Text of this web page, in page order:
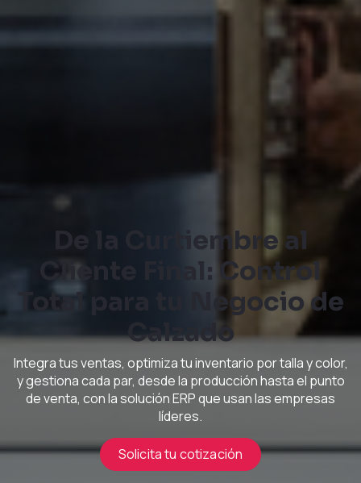
De la Curtiembre al
Cliente Final: Control
Total para tu Negocio de
Calzado
Integra tus ventas, optimiza tu inventario por talla y color,
y gestiona cada par, desde la producción hasta el punto
de venta, con la solución ERP que usan las empresas
líderes.
Solicita tu cotización